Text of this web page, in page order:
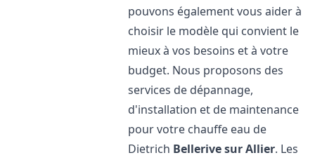
pouvons également vous aider à
choisir le modèle qui convient le
mieux à vos besoins et à votre
budget. Nous proposons des
services de dépannage,
d'installation et de maintenance
pour votre chauffe eau de
Dietrich Bellerive sur Allier. Les